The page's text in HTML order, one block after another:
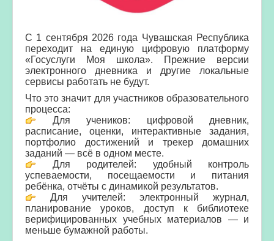
С 1 сентября 2026 года Чувашская Республика
переходит на единую цифровую платформу
«Госуслуги Моя школа». Прежние версии
электронного дневника и другие локальные
сервисы работать не будут.
Что это значит для участников образовательного
процесса:
Для учеников: цифровой дневник,
расписание, оценки, интерактивные задания,
портфолио достижений и трекер домашних
заданий — всё в одном месте.
Для родителей: удобный контроль
успеваемости, посещаемости и питания
ребёнка, отчёты с динамикой результатов.
Для учителей: электронный журнал,
планирование уроков, доступ к библиотеке
верифицированных учебных материалов — и
меньше бумажной работы.